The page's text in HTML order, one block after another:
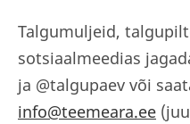
Talgumuljeid,
sotsiaalmeedias
ja @talgupaev või
info@teemeara.ee